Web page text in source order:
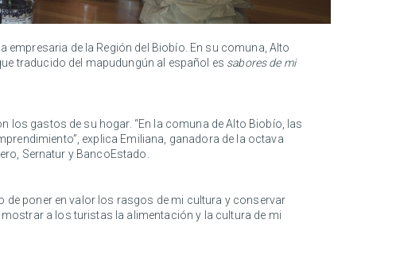
de la Región del Biobío. En su comuna, Alto
traducido del mapudungún al español es sabores de mi
los gastos de su hogar. “En la comuna de Alto Biobío, las
explica Emiliana, ganadora de la octava
Sernatur y BancoEstado.
de poner en valor los rasgos de mi cultura y conservar
a los turistas la alimentación y la cultura de mi